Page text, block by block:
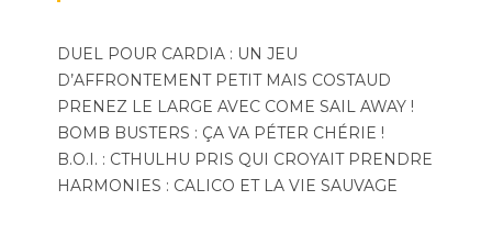
DUEL POUR CARDIA : UN JEU
D’AFFRONTEMENT PETIT MAIS COSTAUD
PRENEZ LE LARGE AVEC COME SAIL AWAY !
BOMB BUSTERS : ÇA VA PÉTER CHÉRIE !
B.O.I. : CTHULHU PRIS QUI CROYAIT PRENDRE
HARMONIES : CALICO ET LA VIE SAUVAGE